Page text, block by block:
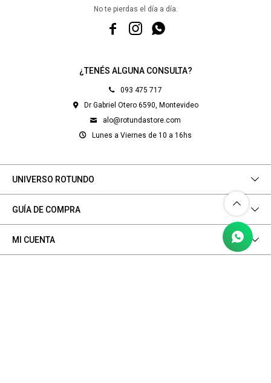
¿TENÉS ALGUNA CONSULTA?
093 475 717
Dr Gabriel Otero 6590, Montevideo
alo@rotundastore.com
Lunes a Viernes de 10 a 16hs
UNIVERSO ROTUNDO
GUÍA DE COMPRA
MI CUENTA
No te pierdas el día a día.
  